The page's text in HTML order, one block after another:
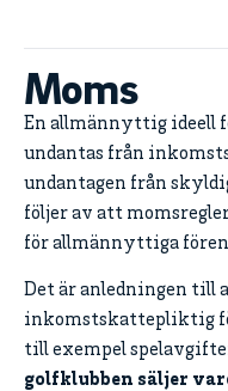
Moms
En allmännyttig ideell
undantas från
undantagen från
följer av att
för allmännyttiga
Det är anledningen till
inkomstskattepliktig
till exempel
golfklubben säljer